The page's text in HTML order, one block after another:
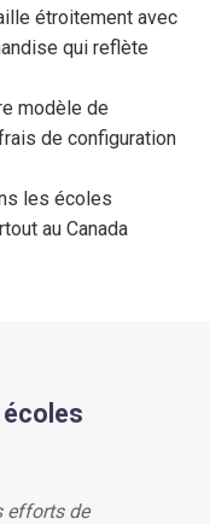
étroitement avec
qui reflète
modèle de
de configuration
les écoles
au Canada
efforts de